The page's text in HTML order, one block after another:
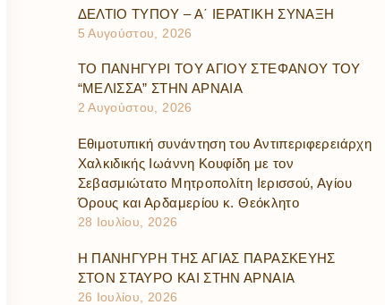
ΔΕΛΤΙΟ ΤΥΠΟΥ – Α΄ ΙΕΡΑΤΙΚΗ ΣΥΝΑΞΗ
5 Αυγούστου, 2026
ΤΟ ΠΑΝΗΓΥΡΙ ΤΟΥ ΑΓΙΟΥ ΣΤΕΦΑΝΟΥ ΤΟΥ
“ΜΕΛΙΣΣΑ” ΣΤΗΝ ΑΡΝΑΙΑ
2 Αυγούστου, 2026
Εθιμοτυπική συνάντηση του Αντιπεριφερειάρχη
Χαλκιδικής Ιωάννη Κουφίδη με τον
Σεβασμιώτατο Μητροπολίτη Ιερισσού, Αγίου
Όρους και Αρδαμερίου κ. Θεόκλητο
28 Ιουλίου, 2026
Η ΠΑΝΗΓΥΡΗ ΤΗΣ ΑΓΙΑΣ ΠΑΡΑΣΚΕΥΗΣ
ΣΤΟΝ ΣΤΑΥΡΟ ΚΑΙ ΣΤΗΝ ΑΡΝΑΙΑ
26 Ιουλίου, 2026